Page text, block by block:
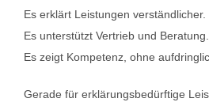
Es erklärt Leistungen verständlicher.
Es unterstützt Vertrieb und Beratung.
Es zeigt Kompetenz, ohne
Gerade für erklärungsbedürftige